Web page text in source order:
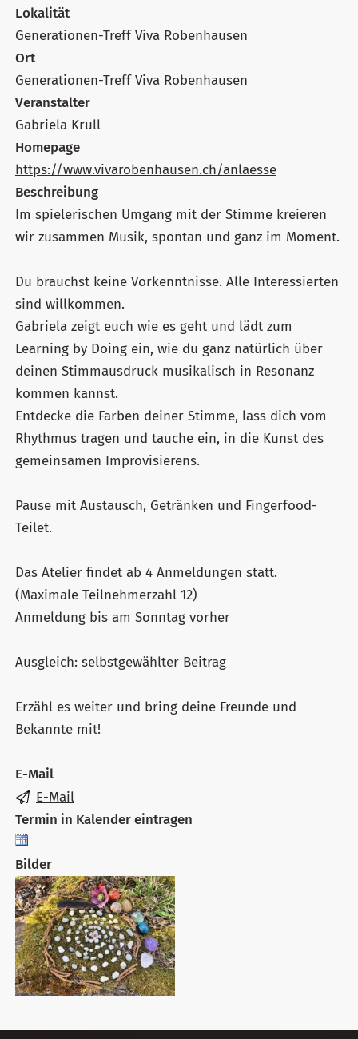
Lokalität
Generationen-Treff Viva Robenhausen
Ort
Generationen-Treff Viva Robenhausen
Veranstalter
Gabriela Krull
Homepage
https://www.vivarobenhausen.ch/anlaesse
Beschreibung
Im spielerischen Umgang mit der Stimme kreieren
wir zusammen Musik, spontan und ganz im Moment.
Du brauchst keine Vorkenntnisse. Alle Interessierten
sind willkommen.
Gabriela zeigt euch wie es geht und lädt zum
Learning by Doing ein, wie du ganz natürlich über
deinen Stimmausdruck musikalisch in Resonanz
kommen kannst.
Entdecke die Farben deiner Stimme, lass dich vom
Rhythmus tragen und tauche ein, in die Kunst des
gemeinsamen Improvisierens.
Pause mit Austausch, Getränken und Fingerfood-
Teilet.
Das Atelier findet ab 4 Anmeldungen statt.
(Maximale Teilnehmerzahl 12)
Anmeldung bis am Sonntag vorher
Ausgleich: selbstgewählter Beitrag
Erzähl es weiter und bring deine Freunde und
Bekannte mit!
E-Mail
E-Mail
Termin in Kalender eintragen
Bilder